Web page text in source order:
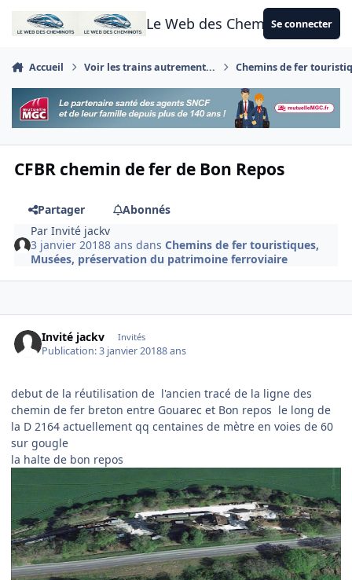
Aller au contenu
Le Web des CheminotsSe connecter
Accueil Voir les trains autrement... Chemins de fer
CFBR chemin de fer de Bon Repos
Partager
Abonnés
ParInvité jackv
3 janvier 20188 ans dansChemins de fer touristiques,
Musées, préservation du patrimoine ferroviaire
Invité jackv Invités
Publication:3 janvier 20188 ans
debut de la réutilisation de l'ancien tracé de la ligne des
chemin de fer breton entre Gouarec et Bon repos le long de
la D 2164 actuellement qq centaines de mètre en voies de 60
sur gougle
la halte de bon repos